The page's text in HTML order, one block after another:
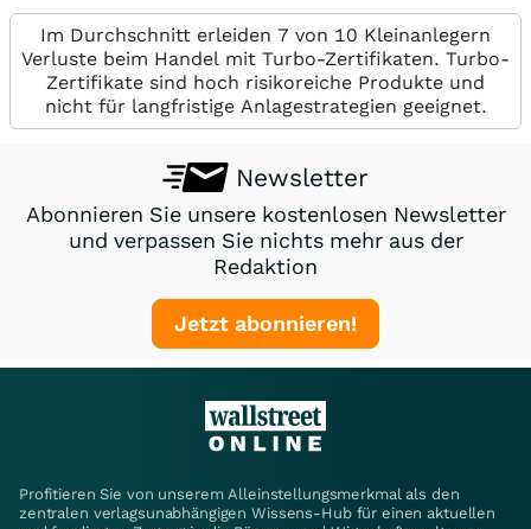
Im Durchschnitt erleiden 7 von 10 Kleinanlegern
Verluste beim Handel mit Turbo-Zertifikaten. Turbo-
Zertifikate sind hoch risikoreiche Produkte und
nicht für langfristige Anlagestrategien geeignet.
Newsletter
Abonnieren Sie unsere kostenlosen Newsletter
und verpassen Sie nichts mehr aus der
Redaktion
Jetzt abonnieren!
Profitieren Sie von unserem Alleinstellungsmerkmal als den
zentralen verlagsunabhängigen Wissens-Hub für einen aktuellen